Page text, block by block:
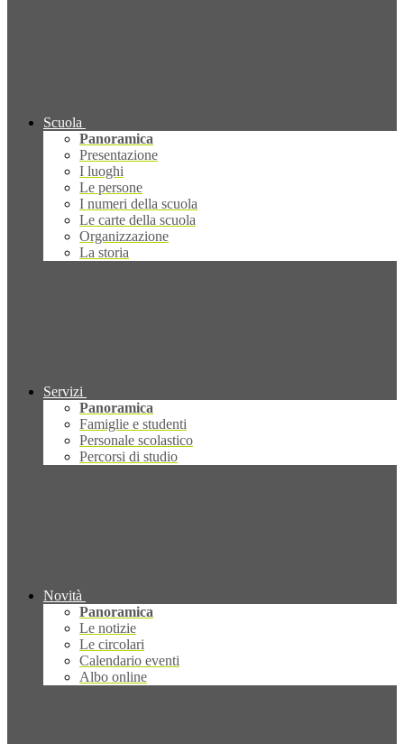
Scuola
Panoramica
Presentazione
I luoghi
Le persone
I numeri della scuola
Le carte della scuola
Organizzazione
La storia
Servizi
Panoramica
Famiglie e studenti
Personale scolastico
Percorsi di studio
Novità
Panoramica
Le notizie
Le circolari
Calendario eventi
Albo online